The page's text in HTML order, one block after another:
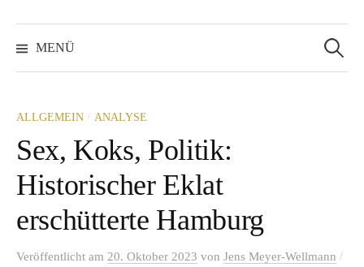
MENÜ
nach:
ALLGEMEIN / ANALYSE
Sex, Koks, Politik:
Historischer Eklat
erschütterte Hamburg
Veröffentlicht am 20. Oktober 2023 von Jens Meyer-Wellmann /